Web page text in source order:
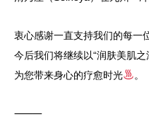
衷心感谢一直支持我们的每一
今后我们将继续以“润肤美肌之
为您带来身心的疗愈时光
。
⸻